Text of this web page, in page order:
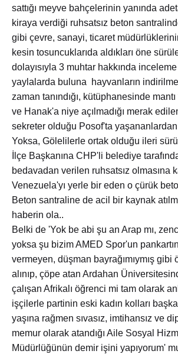
sattığı meyve bahçelerinin yanında
kiraya verdiği ruhsatsız beton
gibi çevre, sanayi, ticaret
kesin tosuncuklarıda aldıkları öne
dolayısıyla 3 muhtar hakkında inceleme
yaylalarda buluna hayvanların
zaman tanındığı, kütüphanesinde
ve Hanak'a niye açılmadığı merak
sekreter olduğu Posof'ta yaşananlardan
Yoksa, Gölelilerle ortak olduğu ileri
İlçe Başkanına CHP'li belediye
bedavadan verilen ruhsatsız olmasına
Venezuela'yı yerle bir eden o çürük
Beton santraline de acil bir kaynak
haberin ola..
Belki de 'Yok be abi şu an Arap mı,
yoksa şu bizim AMED Spor'un
vermeyen, düşman bayrağımıymış
alınıp, çöpe atan Ardahan
çalışan Afrikalı öğrenci mi tam olarak
işçilerle partinin eski kadın kolları
yaşına rağmen sıvasız, imtihansız ve
memur olarak atandığı Aile Sosyal
Müdürlüğünün demir işini yapıyorum'